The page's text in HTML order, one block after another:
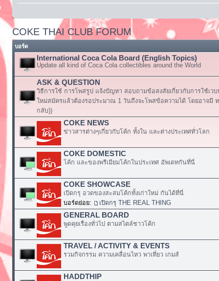
COKE THAI CLUB FORUM
บอร์ด
International Coca Cola Board (English Topics)
Update all kind of Coca Cola collectibles around the World
ASK & QUESTION
วิธีการใช้ การโพสรูป แจ้งปัญหา สอบถามข้อสงสัยเกี่ยวกับการใช้เว
ใหม่สมัครแล้วต้องรอประมาณ 1 วันถึงจะโพสข้อความได้ โดยอาจมี
กลับ))
COKE NEWS
ข่าวสารต่างๆเกี่ยวกับโค้ก ทั้งใน และต่างประเทศทั่วโลก
COKE DOMESTIC
โค้ก และของพรีเมียมโค้กในประเทศ อัพเดทกันที่นี่
COKE SHOWCASE
เปิดกรุ อวดของสะสมโค้กทั้งเก่าใหม่ กันได้ที่นี่
บอร์ดย่อย:
เปิดกรุ THE REAL THING
GENERAL BOARD
พูดคุยเรื่องทั่วไป ตามสไตล์ชาวโค้ก
TRAVEL / ACTIVITY & EVENTS
รวมกิจกรรม ความเคลื่อนไหว พาเที่ยว เกมส์
HADDTHIP